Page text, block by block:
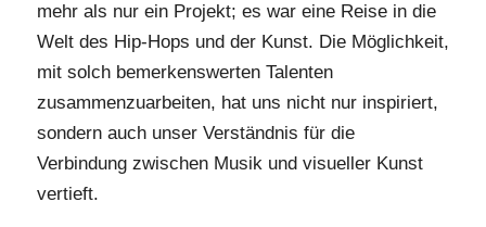
mehr als nur ein Projekt; es war eine Reise in die
Welt des Hip-Hops und der Kunst. Die Möglichkeit,
mit solch bemerkenswerten Talenten
zusammenzuarbeiten, hat uns nicht nur inspiriert,
sondern auch unser Verständnis für die
Verbindung zwischen Musik und visueller Kunst
vertieft.